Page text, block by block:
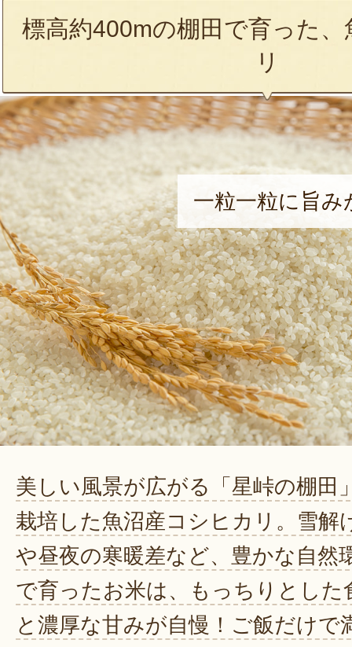
標高約400mの棚田で育った
リ
一粒一粒に旨
美しい風景が広がる「星峠の棚田
栽培した魚沼産コシヒカリ。雪解
や昼夜の寒暖差など、豊かな自然
で育ったお米は、もっちりとした
と濃厚な甘みが自慢！ご飯だけで